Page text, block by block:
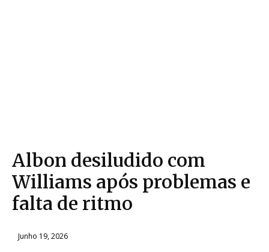
Albon desiludido com
Williams após problemas e
falta de ritmo
Junho 19, 2026